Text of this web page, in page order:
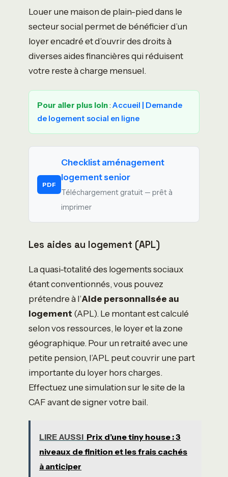
Louer une maison de plain-pied dans le
secteur social permet de bénéficier d’un
loyer encadré et d’ouvrir des droits à
diverses aides financières qui réduisent
votre reste à charge mensuel.
Pour aller plus loin: Accueil | Demande
de logement social en ligne
PDF
Checklist aménagement
logement senior
Téléchargement gratuit — prêt à
imprimer
Les aides au logement (APL)
La quasi-totalité des logements sociaux
étant conventionnés, vous pouvez
prétendre à l’Aide personnalisée au
logement (APL). Le montant est calculé
selon vos ressources, le loyer et la zone
géographique. Pour un retraité avec une
petite pension, l’APL peut couvrir une part
importante du loyer hors charges.
Effectuez une simulation sur le site de la
CAF avant de signer votre bail.
LIRE AUSSI Prix d’une tiny house : 3
niveaux de finition et les frais cachés
à anticiper